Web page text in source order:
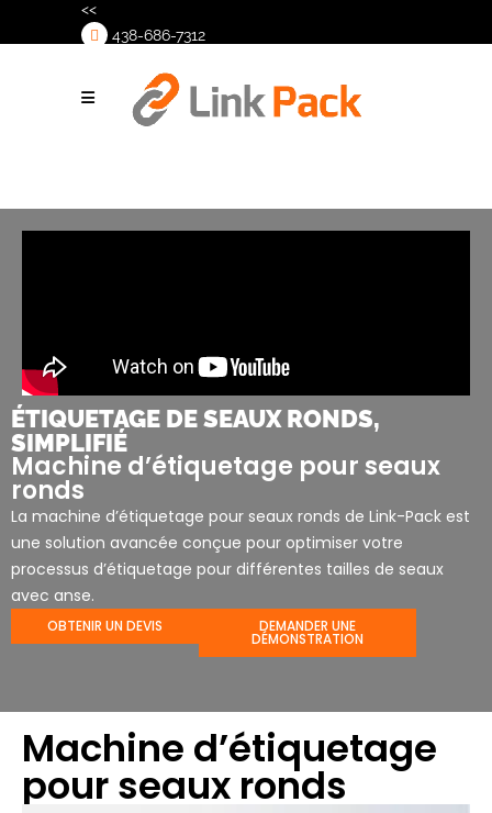
<<
438-686-7312
ÉTIQUETAGE DE SEAUX RONDS,
SIMPLIFIÉ
Machine d’étiquetage pour seaux
ronds
La machine d’étiquetage pour seaux ronds de Link-Pack est
une solution avancée conçue pour optimiser votre
processus d’étiquetage pour différentes tailles de seaux
avec anse.
OBTENIR UN DEVIS DEMANDER UNE
DÉMONSTRATION
Machine d’étiquetage
pour seaux ronds